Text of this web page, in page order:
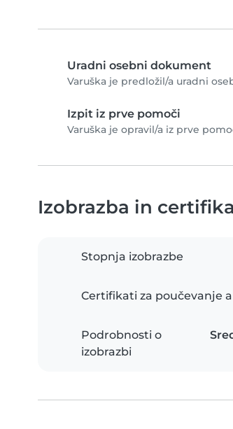
Uradni osebni dokument
Varuška je predložil/a uradni
Izpit iz prve pomoči
Varuška je opravil/a iz prve
Izobrazba in
Stopnja izobrazbe
Certifikati za poučevanje
Podrobnosti o
izobrazbi